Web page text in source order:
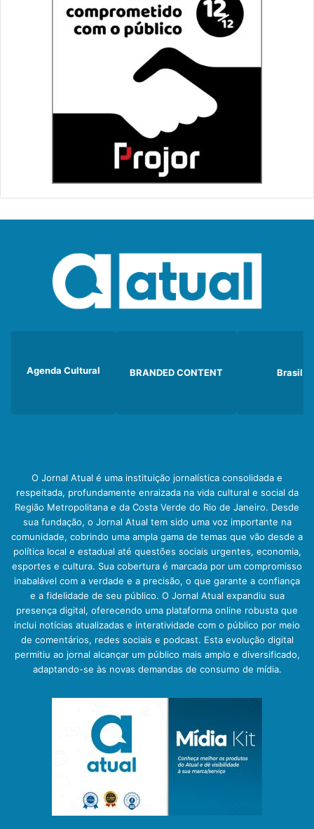
Agenda Cultural BRANDED CONTENT Brasil
O Jornal Atual é uma instituição jornalística consolidada e
respeitada, profundamente enraizada na vida cultural e social da
Região Metropolitana e da Costa Verde do Rio de Janeiro. Desde
sua fundação, o Jornal Atual tem sido uma voz importante na
comunidade, cobrindo uma ampla gama de temas que vão desde a
política local e estadual até questões sociais urgentes, economia,
esportes e cultura. Sua cobertura é marcada por um compromisso
inabalável com a verdade e a precisão, o que garante a confiança
e a fidelidade de seu público. O Jornal Atual expandiu sua
presença digital, oferecendo uma plataforma online robusta que
inclui notícias atualizadas e interatividade com o público por meio
de comentários, redes sociais e podcast. Esta evolução digital
permitiu ao jornal alcançar um público mais amplo e diversificado,
adaptando-se às novas demandas de consumo de mídia.